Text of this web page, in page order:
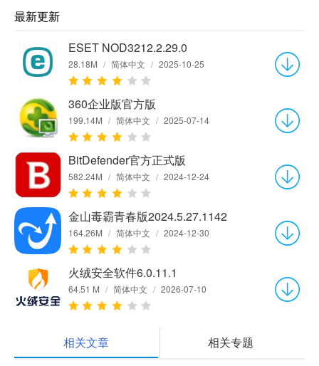
最新更新
ESET NOD3212.2.29.0
28.18M / 简体中文 / 2025-10-25
360企业版官方版
199.14M / 简体中文 / 2025-07-14
BitDefender官方正式版
582.24M / 简体中文 / 2024-12-24
金山毒霸青春版2024.5.27.1142
164.26M / 简体中文 / 2024-12-30
火绒安全软件6.0.11.1
64.51 M / 简体中文 / 2026-07-10
相关文章 相关专题